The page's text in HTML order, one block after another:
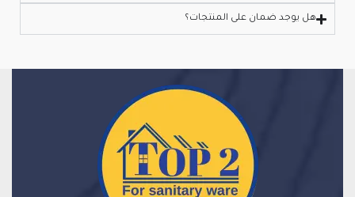
هل يوجد ضمان على المنتجات؟